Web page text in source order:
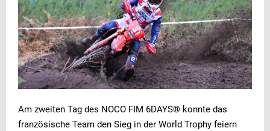
Am zweiten Tag des NOCO FIM 6DAYS® konnte das
französische Team den Sieg in der World Trophy feiern